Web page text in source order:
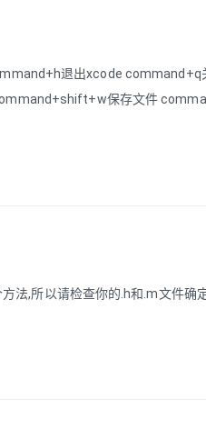
退出xcode
保存文件
法,所以请检查你的.h和.m文件确